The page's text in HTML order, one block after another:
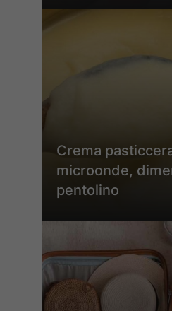
Crema
microonde,
pentolino